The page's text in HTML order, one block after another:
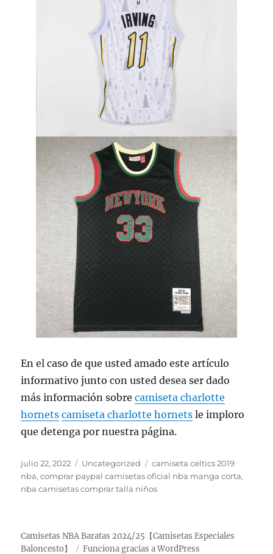
En el caso de que usted amado este artículo
informativo junto con usted desea ser dado
más información sobrecamiseta charlotte
hornets camiseta charlotte hornets le imploro
que detenga por nuestra página.
Publicado
el
julio 22, 2022 Categorías
Uncategorized Etiquetas
camiseta celtics 2019
nba,comprar paypal camisetas oficial nba manga corta,
nba camisetas comprar talla niños
Camisetas NBA Baratas 2024/25【Camisetas Especiales
Baloncesto】
Funciona gracias a WordPress